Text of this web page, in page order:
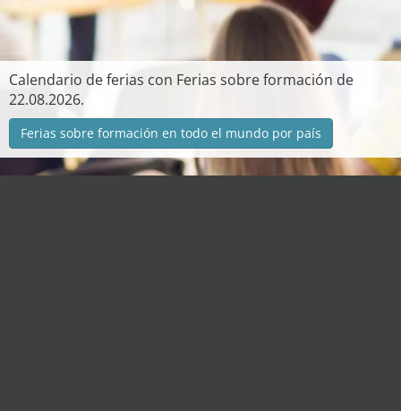
Calendario de ferias con Ferias sobre formación de
22.08.2026.
Ferias sobre formación en todo el mundo por país